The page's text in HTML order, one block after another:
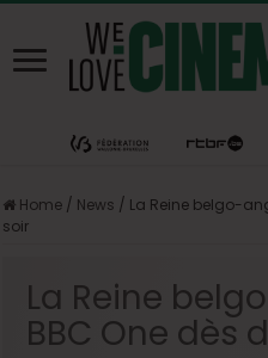
Home / News / La Reine belgo-
soir
La Reine
BBC One dès